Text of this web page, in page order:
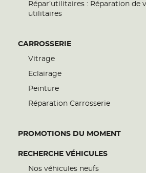
Répar’utilitaires : Réparation de
utilitaires
CARROSSERIE
Vitrage
Eclairage
Peinture
Réparation Carrosserie
PROMOTIONS DU MOMENT
RECHERCHE VÉHICULES
Nos véhicules neufs